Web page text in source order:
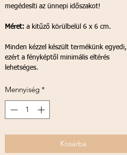
megédesíti az ünnepi időszakot!
Méret: a kitűző körülbelül 6 x 6 cm.
Minden kézzel készült termékünk egyedi,
ezért a fényképtől minimális eltérés
lehetséges.
Mennyiség *
Kosárba